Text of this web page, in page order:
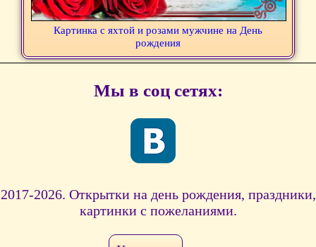
Картинка с яхтой и розами мужчине на День
рождения
Мы в соц сетях:
2017-2026. Открытки на день рождения, праздники,
картинки с пожеланиями.